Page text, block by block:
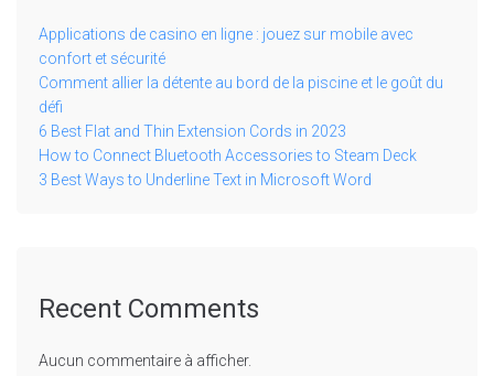
Applications de casino en ligne : jouez sur mobile avec
confort et sécurité
Comment allier la détente au bord de la piscine et le goût du
défi
6 Best Flat and Thin Extension Cords in 2023
How to Connect Bluetooth Accessories to Steam Deck
3 Best Ways to Underline Text in Microsoft Word
Recent Comments
Aucun commentaire à afficher.